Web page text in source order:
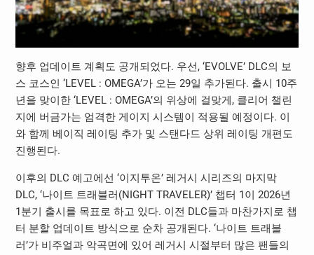
향후 업데이트 계획도 공개되었다. 우선, ‘EVOLVE’ DLC의 보
스 코스인 ‘LEVEL : OMEGA’가 오는 29일 추가된다. 출시 10주
년을 맞이한 ‘LEVEL : OMEGA’의 위상에 걸맞게, 클리어 챌린
지에 버금가는 엄격한 게이지 시스템이 적용될 예정이다. 이
와 함께 베이직 레이팅 추가 및 스탠다드 상위 레이팅 개편도
진행된다.
이후의 DLC 예고에선 ‘이지투온’ 레거시 시리즈의 마지막
DLC, ‘나이트 트래블러(NIGHT TRAVELER)’ 챕터 1이 2026년
1분기 출시를 목표로 하고 있다. 이전 DLC들과 마찬가지로 챕
터 분할 업데이트 방식으로 순차 공개된다. ‘나이트 트래블
러’가 비주얼과 악곡면에 있어 레거시 시절부터 많은 팬들의